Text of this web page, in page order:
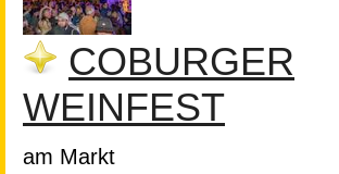
COBURGER
WEINFEST
am Markt